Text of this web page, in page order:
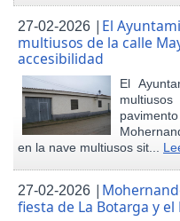
27-02-2026 | El
multiusos de la calle
accesibilidad
El
en la nave multiusos sit...
27-02-2026 |
fiesta de La Botarga y